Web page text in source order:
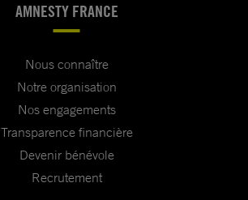
AMNESTY FRANCE
Nous connaître
Notre organisation
Nos engagements
Transparence financière
Devenir bénévole
Recrutement